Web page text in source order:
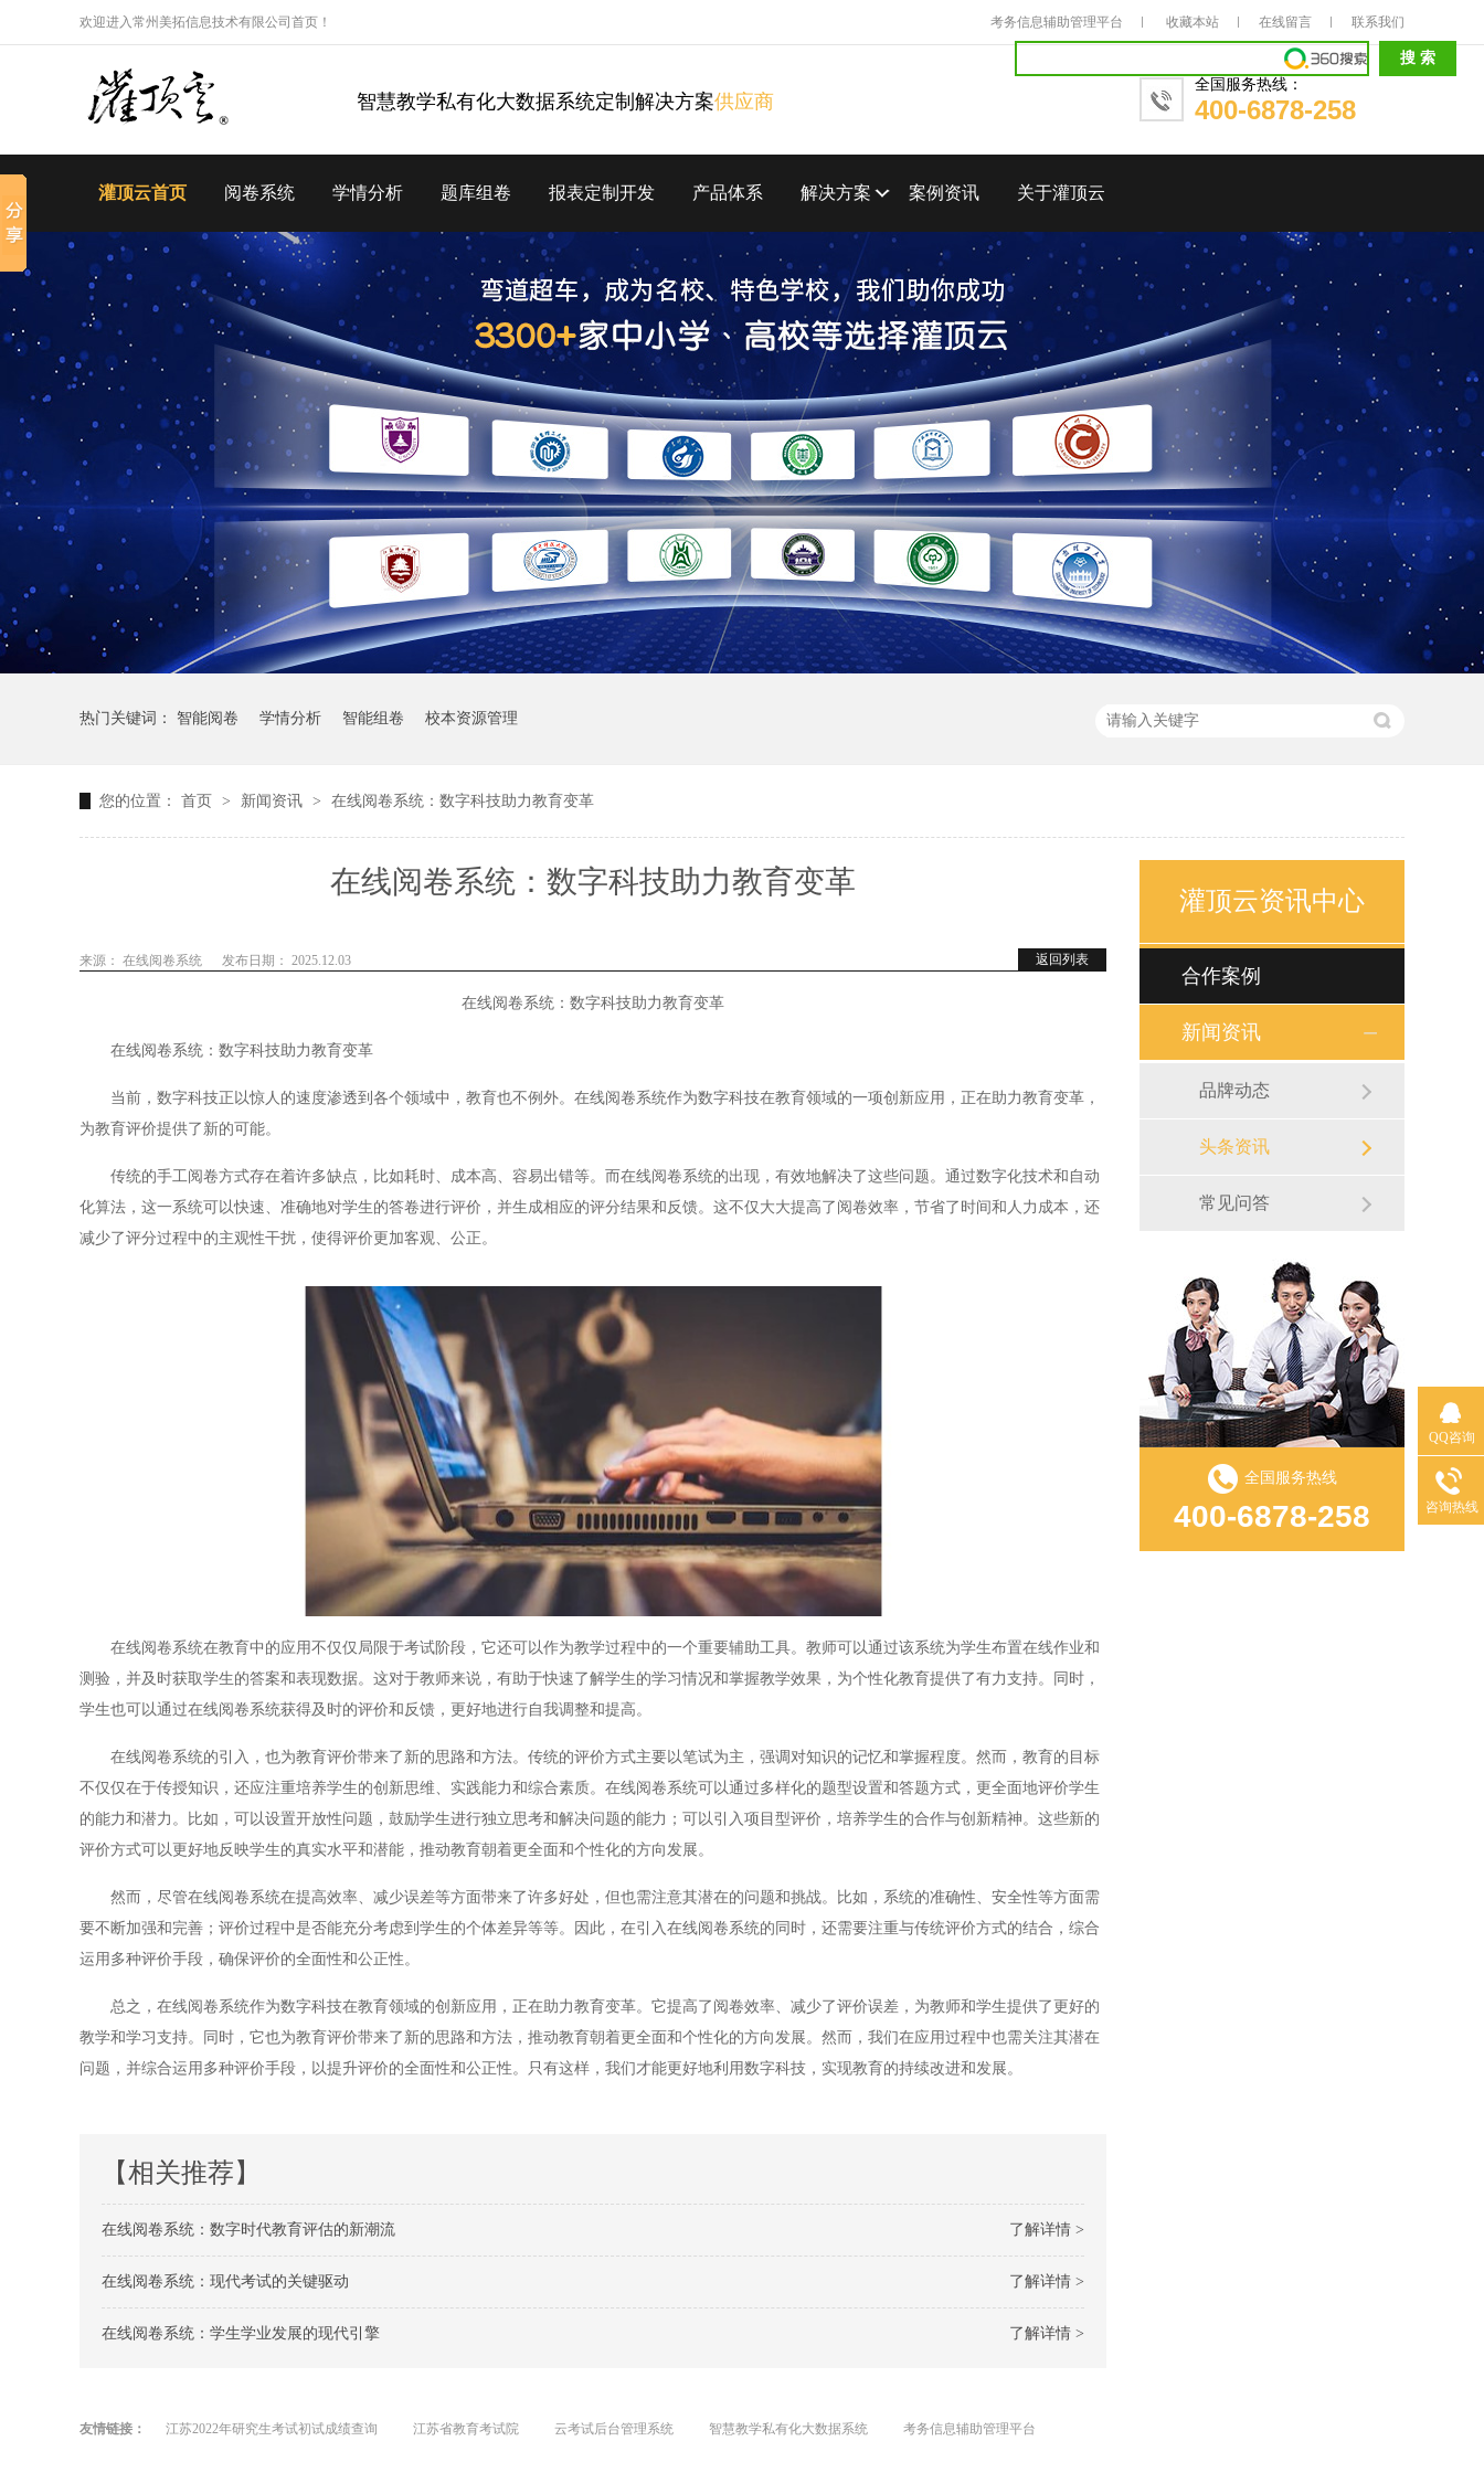
考务信息辅助管理平台 收藏本站 在线留言 联系我们
欢迎进入常州美拓信息技术有限公司首页！
智慧教学私有化大数据系统定制解决方案供应商
全国服务热线：
400-6878-258
灌顶云首页 阅卷系统 学情分析 题库组卷 报表定制开发 产品体系 解决方案 案例资讯 关于灌顶云
热门关键词： 智能阅卷 学情分析 智能组卷 校本资源管理
您的位置： 首页 > 新闻资讯 > 在线阅卷系统：数字科技助力教育变革
在线阅卷系统：数字科技助力教育变革
返回列表
来源： 在线阅卷系统 发布日期： 2025.12.03
在线阅卷系统：数字科技助力教育变革
在线阅卷系统：数字科技助力教育变革
当前，数字科技正以惊人的速度渗透到各个领域中，教育也不例外。在线阅卷系统作为数字科技在教育领域的一项创新应用，正在助力教育变革，
为教育评价提供了新的可能。
传统的手工阅卷方式存在着许多缺点，比如耗时、成本高、容易出错等。而在线阅卷系统的出现，有效地解决了这些问题。通过数字化技术和自动
化算法，这一系统可以快速、准确地对学生的答卷进行评价，并生成相应的评分结果和反馈。这不仅大大提高了阅卷效率，节省了时间和人力成本，还
减少了评分过程中的主观性干扰，使得评价更加客观、公正。
在线阅卷系统在教育中的应用不仅仅局限于考试阶段，它还可以作为教学过程中的一个重要辅助工具。教师可以通过该系统为学生布置在线作业和
测验，并及时获取学生的答案和表现数据。这对于教师来说，有助于快速了解学生的学习情况和掌握教学效果，为个性化教育提供了有力支持。同时，
学生也可以通过在线阅卷系统获得及时的评价和反馈，更好地进行自我调整和提高。
在线阅卷系统的引入，也为教育评价带来了新的思路和方法。传统的评价方式主要以笔试为主，强调对知识的记忆和掌握程度。然而，教育的目标
不仅仅在于传授知识，还应注重培养学生的创新思维、实践能力和综合素质。在线阅卷系统可以通过多样化的题型设置和答题方式，更全面地评价学生
的能力和潜力。比如，可以设置开放性问题，鼓励学生进行独立思考和解决问题的能力；可以引入项目型评价，培养学生的合作与创新精神。这些新的
评价方式可以更好地反映学生的真实水平和潜能，推动教育朝着更全面和个性化的方向发展。
然而，尽管在线阅卷系统在提高效率、减少误差等方面带来了许多好处，但也需注意其潜在的问题和挑战。比如，系统的准确性、安全性等方面需
要不断加强和完善；评价过程中是否能充分考虑到学生的个体差异等等。因此，在引入在线阅卷系统的同时，还需要注重与传统评价方式的结合，综合
运用多种评价手段，确保评价的全面性和公正性。
总之，在线阅卷系统作为数字科技在教育领域的创新应用，正在助力教育变革。它提高了阅卷效率、减少了评价误差，为教师和学生提供了更好的
教学和学习支持。同时，它也为教育评价带来了新的思路和方法，推动教育朝着更全面和个性化的方向发展。然而，我们在应用过程中也需关注其潜在
问题，并综合运用多种评价手段，以提升评价的全面性和公正性。只有这样，我们才能更好地利用数字科技，实现教育的持续改进和发展。
【相关推荐】
了解详情 >
在线阅卷系统：数字时代教育评估的新潮流
了解详情 >
在线阅卷系统：现代考试的关键驱动
了解详情 >
在线阅卷系统：学生学业发展的现代引擎
灌顶云资讯中心
合作案例
新闻资讯
品牌动态
头条资讯
常见问答
全国服务热线
400-6878-258
友情链接： 江苏2022年研究生考试初试成绩查询 江苏省教育考试院 云考试后台管理系统 智慧教学私有化大数据系统 考务信息辅助管理平台
QQ咨询
咨询热线